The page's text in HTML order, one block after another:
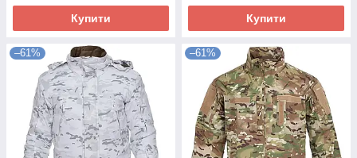
Купити Купити
–61% –61%